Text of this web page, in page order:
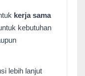
kerja sama
kebutuhan
lebih lanjut